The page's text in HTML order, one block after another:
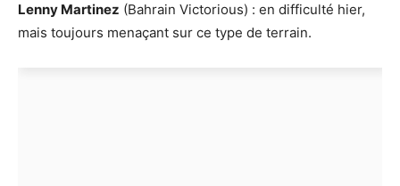
Lenny Martinez (Bahrain Victorious) : en difficulté hier,
mais toujours menaçant sur ce type de terrain.